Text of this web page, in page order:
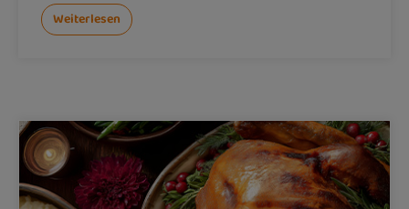
Weiterlesen